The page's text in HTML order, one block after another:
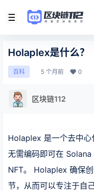
Holaplex是什么？
百科 5 个月前 0
区块链112
Holaplex 是一个去中心
无需编码即可在
NFT。 Holaplex 确保
节，从而可以专注于自